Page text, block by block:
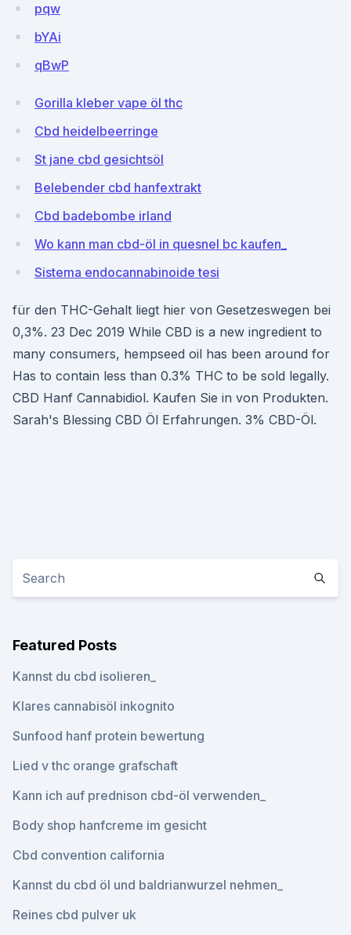
pqw
bYAi
qBwP
Gorilla kleber vape öl thc
Cbd heidelbeerringe
St jane cbd gesichtsöl
Belebender cbd hanfextrakt
Cbd badebombe irland
Wo kann man cbd-öl in quesnel bc kaufen_
Sistema endocannabinoide tesi
für den THC-Gehalt liegt hier von Gesetzeswegen bei
0,3%. 23 Dec 2019 While CBD is a new ingredient to
many consumers, hempseed oil has been around for
Has to contain less than 0.3% THC to be sold legally.
CBD Hanf Cannabidiol. Kaufen Sie in von Produkten.
Sarah's Blessing CBD Öl Erfahrungen. 3% CBD-Öl.
Featured Posts
Kannst du cbd isolieren_
Klares cannabisöl inkognito
Sunfood hanf protein bewertung
Lied v thc orange grafschaft
Kann ich auf prednison cbd-öl verwenden_
Body shop hanfcreme im gesicht
Cbd convention california
Kannst du cbd öl und baldrianwurzel nehmen_
Reines cbd pulver uk